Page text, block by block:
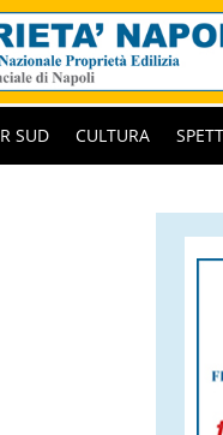
SUD CULTURA